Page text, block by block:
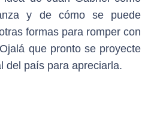
y de cómo se puede
formas para romper con
que pronto se proyecte
del país para apreciarla.